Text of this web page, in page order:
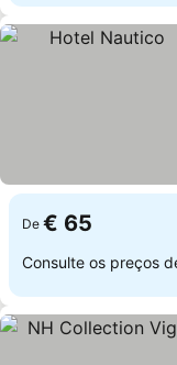
De € 65
Consulte os preços